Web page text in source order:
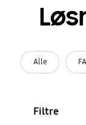
Alle
Filtre